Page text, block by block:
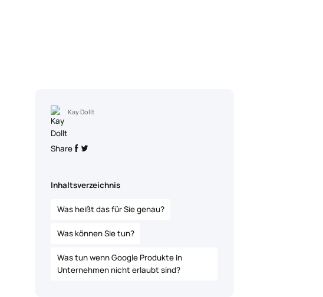
Kay Dollt
Share
Inhaltsverzeichnis
Was heißt das für Sie genau?
Was können Sie tun?
Was tun wenn Google Produkte in
Unternehmen nicht erlaubt sind?